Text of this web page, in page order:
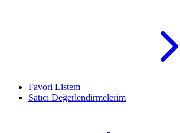
Favori Listem
Satıcı Değerlendirmelerim